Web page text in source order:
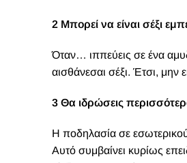
2 Μπορεί να είναι σέξι
Όταν… ιππεύεις σε ένα
αισθάνεσαι σέξι. Έτσι, μην
3 Θα ιδρώσεις
Η ποδηλασία σε
Αυτό συμβαίνει κυρίως